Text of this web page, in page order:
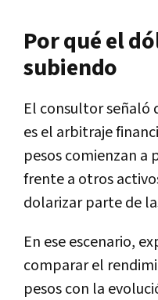
Por qué el
subiendo
El consultor
es el arbitraje
pesos comienzan
frente a otros
dolarizar parte de
En ese escenario,
comparar el
pesos con la